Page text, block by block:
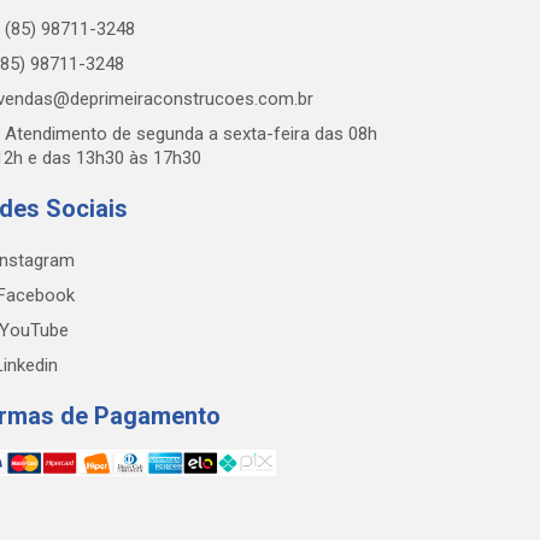
(85) 98711-3248
98711-3248
Atendimento de segunda a sexta-feira das 08h
e das 13h30 às 17h30
Sociais
de Pagamento